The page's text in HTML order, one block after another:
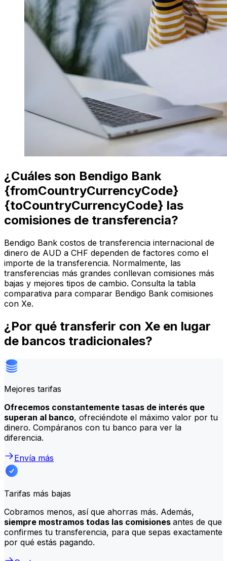
¿Cuáles son Bendigo Bank
{fromCountryCurrencyCode}
{toCountryCurrencyCode} las
comisiones de transferencia?
Bendigo Bank costos de transferencia internacional de
dinero de AUD a CHF dependen de factores como el
importe de la transferencia. Normalmente, las
transferencias más grandes conllevan comisiones más
bajas y mejores tipos de cambio. Consulta la tabla
comparativa para comparar Bendigo Bank comisiones
con Xe.
¿Por qué transferir con Xe en lugar
de bancos tradicionales?
Mejores tarifas
Ofrecemos constantemente tasas de interés que
superan al banco, ofreciéndote el máximo valor por tu
dinero. Compáranos con tu banco para ver la
diferencia.
Envía más
Tarifas más bajas
Cobramos menos, así que ahorras más. Además,
siempre mostramos todas las comisiones antes de que
confirmes tu transferencia, para que sepas exactamente
por qué estás pagando.